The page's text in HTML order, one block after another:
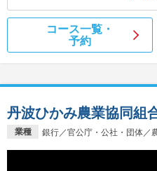
コース一覧・
予約
業種 銀行／官公庁・公社・団体／
丹波ひかみ農業協同組